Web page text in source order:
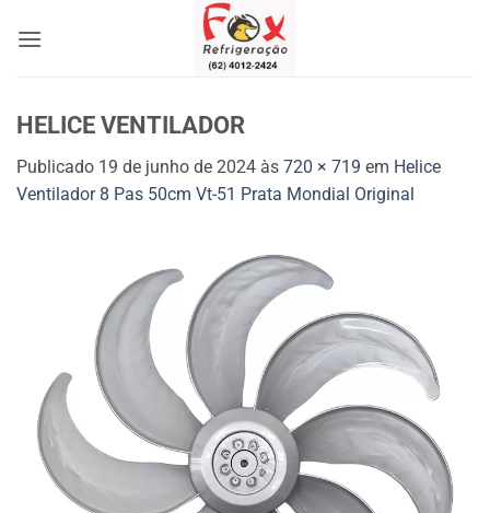
HELICE VENTILADOR
Publicado 19 de junho de 2024 às 720 × 719 em Helice
Ventilador 8 Pas 50cm Vt-51 Prata Mondial Original